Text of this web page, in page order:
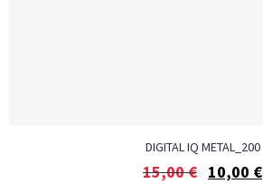
DIGITAL IQ METAL_200
15,00€ 10,00 €